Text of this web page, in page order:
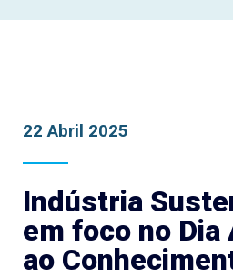
22 Abril 2025
Indústria
em foco no
ao